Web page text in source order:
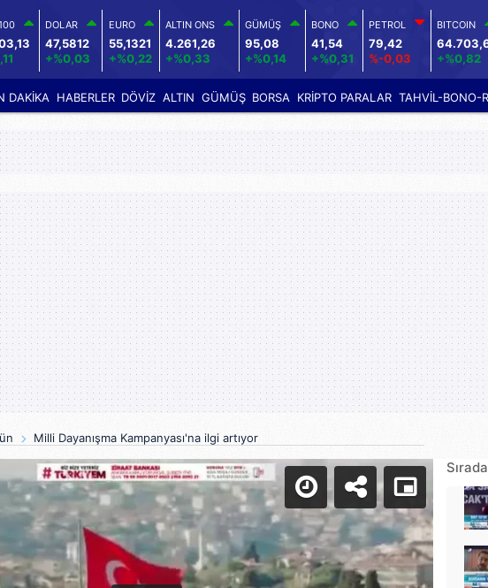
DOLAR
47,5812
+%0,03
EURO
55,1321
+%0,22
ALTIN ONS
4.261,26
+%0,33
GÜMÜŞ
95,08
+%0,14
BONO
41,54
+%0,31
PETROL
79,42
%-0,03
BITCOIN
+%0,82
DAKİKA HABERLER DÖVİZ ALTIN GÜMÜŞ BORSA KRİPTO PARALAR TAHVİL-BONO-
Milli Dayanışma Kampanyası'na ilgi artıyor